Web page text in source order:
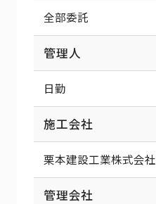
全部委託
管理人
日勤
施工会社
栗本建設工業株式会社
管理会社